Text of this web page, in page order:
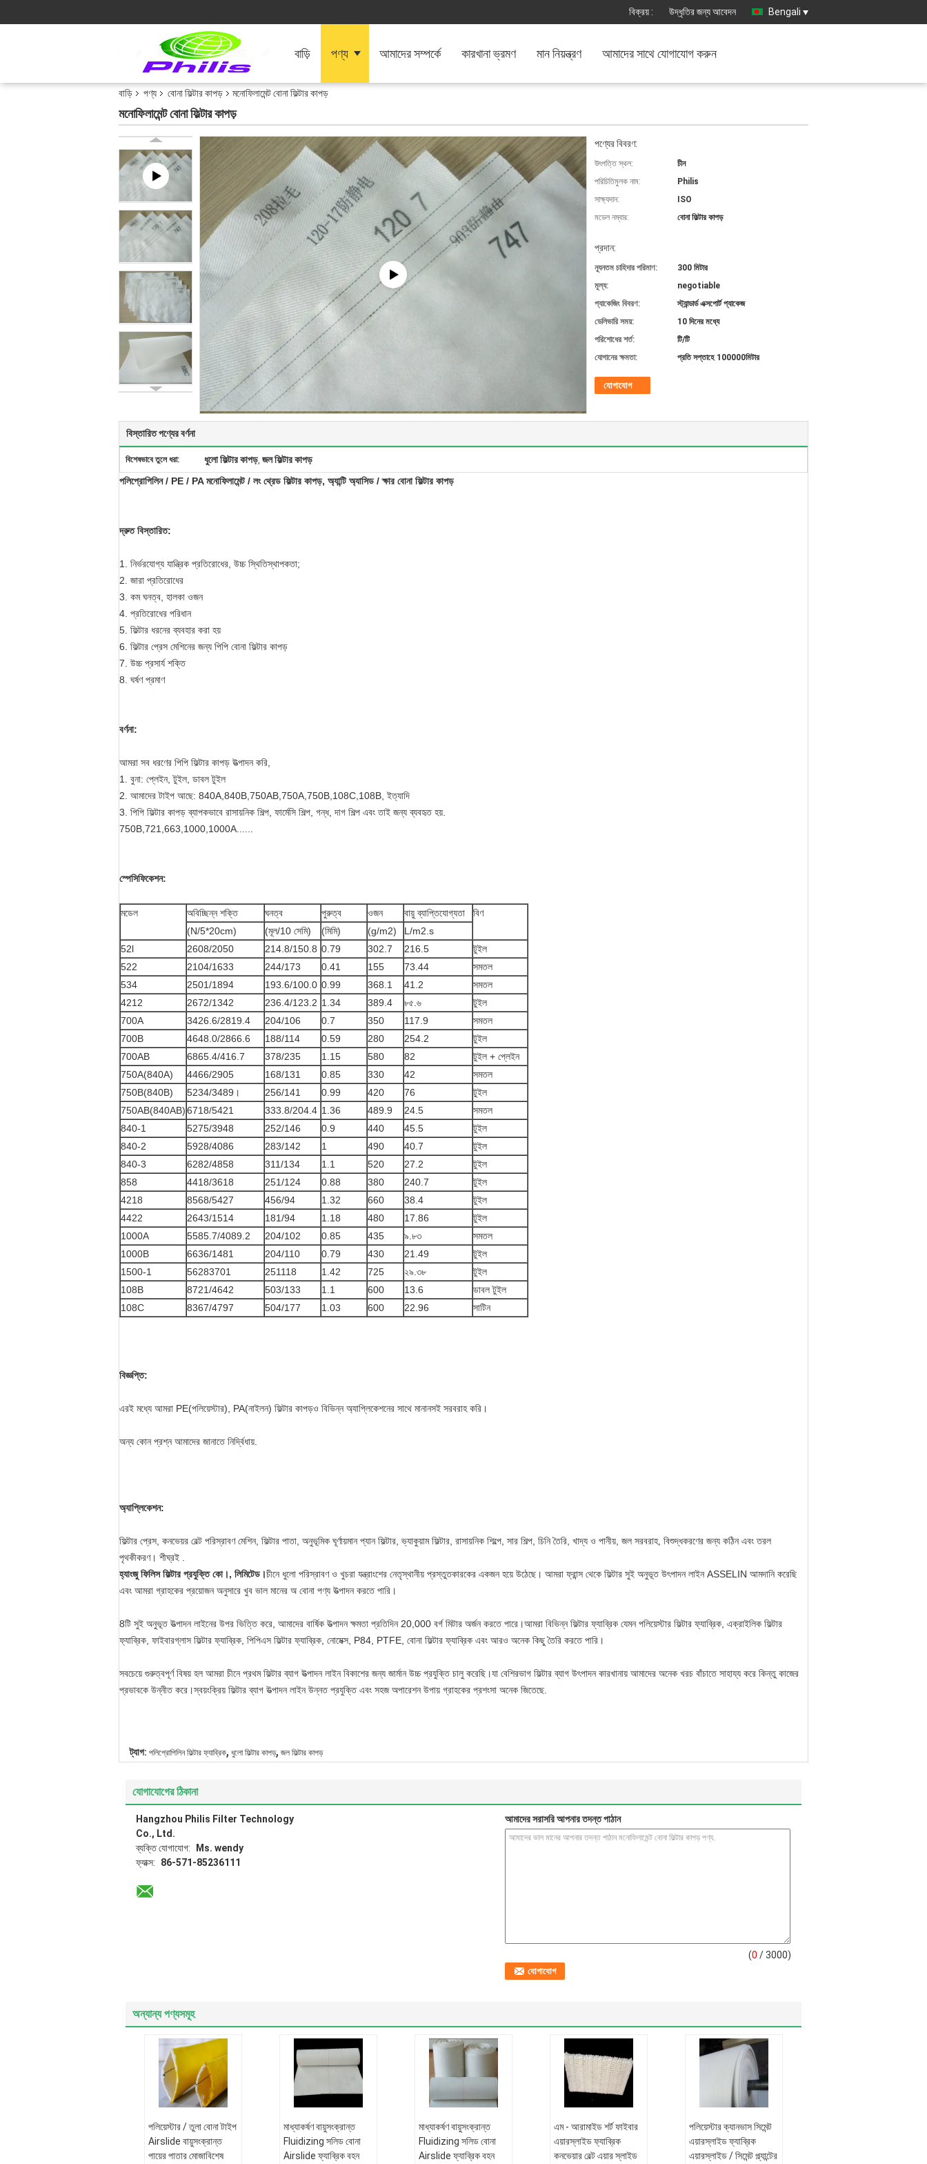
বিক্রয় : উদ্ধৃতির জন্য আবেদন Bengali
বাড়ি পণ্য আমাদের সম্পর্কে কারখানা ভ্রমণ মান নিয়ন্ত্রণ আমাদের সাথে যোগাযোগ করুন
বাড়ি পণ্য বোনা ফিল্টার কাপড় মনোফিলামেন্ট বোনা ফিল্টার কাপড়
মনোফিলামেন্ট বোনা ফিল্টার কাপড়
পণ্যের বিবরণ:
উৎপত্তি স্থল:
চীন
পরিচিতিমুলক নাম:
Philis
সাক্ষ্যদান:
ISO
মডেল নম্বার:
বোনা ফিল্টার কাপড়
প্রদান:
ন্যূনতম চাহিদার পরিমাণ:
300 মিটার
মূল্য:
negotiable
প্যাকেজিং বিবরণ:
স্ট্যান্ডার্ড এক্সপোর্ট প্যাকেজ
ডেলিভারি সময়:
10 দিনের মধ্যে
পরিশোধের শর্ত:
টি/টি
যোগানের ক্ষমতা:
প্রতি সপ্তাহে 100000মিটার
যোগাযোগ
বিস্তারিত পণ্যের বর্ণনা
বিশেষভাবে তুলে ধরা: ধুলো ফিল্টার কাপড়, জল ফিল্টার কাপড়
পলিপ্রোপিলিন / PE / PA মনোফিলামেন্ট / লং থ্রেড ফিল্টার কাপড়, অ্যান্টি অ্যাসিড / ক্ষার বোনা ফিল্টার কাপড়
দ্রুত বিস্তারিত:
1. নির্ভরযোগ্য যান্ত্রিক প্রতিরোধের, উচ্চ স্থিতিস্থাপকতা;
2. জারা প্রতিরোধের
3. কম ঘনত্ব, হালকা ওজন
4. প্রতিরোধের পরিধান
5. ফিল্টার ধরনের ব্যবহার করা হয়
6. ফিল্টার প্রেস মেশিনের জন্য পিপি বোনা ফিল্টার কাপড়
7. উচ্চ প্রসার্য শক্তি
8. ঘর্ষণ প্রমাণ
বর্ণনা:
আমরা সব ধরণের পিপি ফিল্টার কাপড় উত্পাদন করি,
1. বুনা: প্লেইন, টুইল, ডাবল টুইল
2. আমাদের টাইপ আছে: 840A,840B,750AB,750A,750B,108C,108B, ইত্যাদি
3. পিপি ফিল্টার কাপড় ব্যাপকভাবে রাসায়নিক শিল্প, ফার্মেসি শিল্প, গন্ধ, দাগ শিল্প এবং তাই জন্য ব্যবহৃত হয়.
750B,721,663,1000,1000A......
স্পেসিফিকেশন:
মডেল অবিচ্ছিন্ন শক্তি ঘনত্ব পুরুত্ব ওজন বায়ু ব্যাপ্তিযোগ্যতা
বিণ
(N/5*20cm)
(মূল/10 সেমি) (মিমি) (g/m2)
L/m2.s
52l
2608/2050 214.8/150.8 0.79 302.7 216.5
টুইল
522
2104/1633 244/173 0.41 155 73.44
সমতল
534
2501/1894 193.6/100.0 0.99 368.1 41.2
সমতল
4212
2672/1342 236.4/123.2 1.34 389.4 ৮৫.৬
টুইল
700A
3426.6/2819.4 204/106 0.7 350 117.9
সমতল
700B
4648.0/2866.6 188/114 0.59 280 254.2
টুইল
700AB
6865.4/416.7 378/235 1.15 580 82
টুইল + প্লেইন
750A(840A)
4466/2905 168/131 0.85 330 42
সমতল
750B(840B)
5234/3489। 256/141 0.99 420 76
টুইল
750AB(840AB)6718/5421 333.8/204.4 1.36 489.9 24.5
সমতল
840-1
5275/3948 252/146 0.9 440 45.5
টুইল
840-2
5928/4086 283/142 1 490 40.7
টুইল
840-3
6282/4858 311/134 1.1 520 27.2
টুইল
858
4418/3618 251/124 0.88 380 240.7
টুইল
4218
8568/5427 456/94 1.32 660 38.4
টুইল
4422
2643/1514 181/94 1.18 480 17.86
টুইল
1000A
5585.7/4089.2 204/102 0.85 435 ৯.৮৩
সমতল
1000B
6636/1481 204/110 0.79 430 21.49
টুইল
1500-1
56283701 251118 1.42 725 ২৯.৩৮
টুইল
108B
8721/4642 503/133 1.1 600 13.6
ডাবল টুইল
108C
8367/4797 504/177 1.03 600 22.96 সাটিন
বিজ্ঞপ্তি:
এরই মধ্যে আমরা PE(পলিয়েস্টার), PA(নাইলন) ফিল্টার কাপড়ও বিভিন্ন অ্যাপ্লিকেশনের সাথে মানানসই সরবরাহ করি।
অন্য কোন প্রশ্ন আমাদের জানাতে নির্দ্বিধায়.
অ্যাপ্লিকেশন:
ফিল্টার প্রেস, কনভেয়র বেল্ট পরিস্রাবণ মেশিন, ফিল্টার পাতা, অনুভূমিক ঘূর্ণায়মান প্যান ফিল্টার, ভ্যাকুয়াম ফিল্টার, রাসায়নিক শিল্পে, সার শিল্প, চিনি তৈরি, খাদ্য ও পানীয়, জল সরবরাহ, বিশুদ্ধকরণের জন্য কঠিন এবং তরল
পৃথকীকরণ। শীঘ্রই .
হ্যাংজু ফিলিস ফিল্টার প্রযুক্তি কো।, লিমিটেড।চীনে ধুলো পরিস্রাবণ ও খুচরা যন্ত্রাংশের নেতৃস্থানীয় প্রস্তুতকারকের একজন হয়ে উঠেছে। আমরা ফ্রান্স থেকে ফিল্টার সুই অনুভূত উৎপাদন লাইন ASSELIN আমদানি করেছি
এবং আমরা গ্রাহকের প্রয়োজন অনুসারে খুব ভাল মানের অ বোনা পণ্য উত্পাদন করতে পারি।
8টি সুই অনুভূত উত্পাদন লাইনের উপর ভিত্তি করে, আমাদের বার্ষিক উত্পাদন ক্ষমতা প্রতিদিন 20,000 বর্গ মিটার অর্জন করতে পারে।আমরা বিভিন্ন ফিল্টার ফ্যাব্রিক যেমন পলিয়েস্টার ফিল্টার ফ্যাব্রিক, এক্রাইলিক ফিল্টার
ফ্যাব্রিক, ফাইবারগ্লাস ফিল্টার ফ্যাব্রিক, পিপিএস ফিল্টার ফ্যাব্রিক, নোমেক্স, P84, PTFE, বোনা ফিল্টার ফ্যাব্রিক এবং আরও অনেক কিছু তৈরি করতে পারি।
সবচেয়ে গুরুত্বপূর্ণ বিষয় হল আমরা চীনে প্রথম ফিল্টার ব্যাগ উত্পাদন লাইন বিকাশের জন্য জার্মান উচ্চ প্রযুক্তি চালু করেছি।যা বেশিরভাগ ফিল্টার ব্যাগ উৎপাদন কারখানায় আমাদের অনেক খরচ বাঁচাতে সাহায্য করে কিন্তু কাজের
প্রভাবকে উন্নীত করে।স্বয়ংক্রিয় ফিল্টার ব্যাগ উত্পাদন লাইন উন্নত প্রযুক্তি এবং সহজ অপারেশন উপায় গ্রাহকের প্রশংসা অনেক জিতেছে.
ট্যাগ: পলিপ্রোপিলিন ফিল্টার ফ্যাব্রিক, ধুলো ফিল্টার কাপড়, জল ফিল্টার কাপড়
যোগাযোগের ঠিকানা
Hangzhou Philis Filter Technology
Co., Ltd.
ব্যক্তি যোগাযোগ:
Ms. wendy
ফ্যাক্স:
86-571-85236111
আমাদের সরাসরি আপনার তদন্ত পাঠান
(0 / 3000)
অন্যান্য পণ্যসমূহ
পলিয়েস্টার / তুলা বোনা টাইপ
Airslide বায়ুসংক্রান্ত
পায়ের পাতার মোজাবিশেষ
মাধ্যাকর্ষণ বায়ুসংক্রান্ত
Fluidizing সলিড বোনা
Airslide ফ্যাব্রিক বহন
মাধ্যাকর্ষণ বায়ুসংক্রান্ত
Fluidizing সলিড বোনা
Airslide ফ্যাব্রিক বহন
এম - আরামাইড শর্ট ফাইবার
এয়ারস্লাইড ফ্যাব্রিক
কনভেয়ার বেল্ট এয়ার স্লাইড
পলিয়েস্টার ক্যানভাস সিমেন্ট
এয়ারস্লাইড ফ্যাব্রিক
এয়ারস্লাইড / সিমেন্ট প্ল্যান্টের